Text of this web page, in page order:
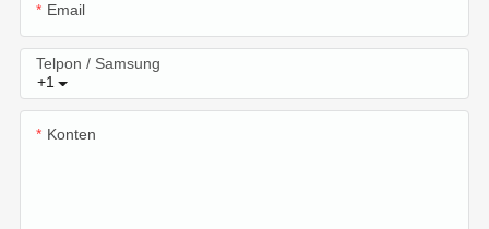
Email
+1
Telpon / Samsung
Konten